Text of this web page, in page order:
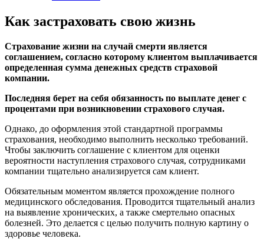
Как застраховать свою жизнь
Страхование жизни на случай смерти является
соглашением, согласно которому клиентом выплачивается
определенная сумма денежных средств страховой
компании.
Последняя берет на себя обязанность по выплате денег с
процентами при возникновении страхового случая.
Однако, до оформления этой стандартной программы
страхования, необходимо выполнить несколько требований.
Чтобы заключить соглашение с клиентом для оценки
вероятности наступления страхового случая, сотрудниками
компании тщательно анализируется сам клиент.
Обязательным моментом является прохождение полного
медицинского обследования. Проводится тщательный анализ
на выявление хронических, а также смертельно опасных
болезней. Это делается с целью получить полную картину о
здоровье человека.